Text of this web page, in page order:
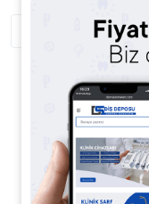
Satıcıya Soru Sor
Ürün Açıklaması